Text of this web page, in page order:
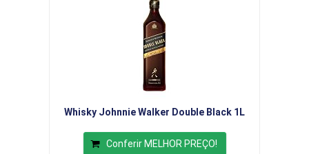
Whisky Johnnie Walker Double Black 1L
Conferir MELHOR PREÇO!